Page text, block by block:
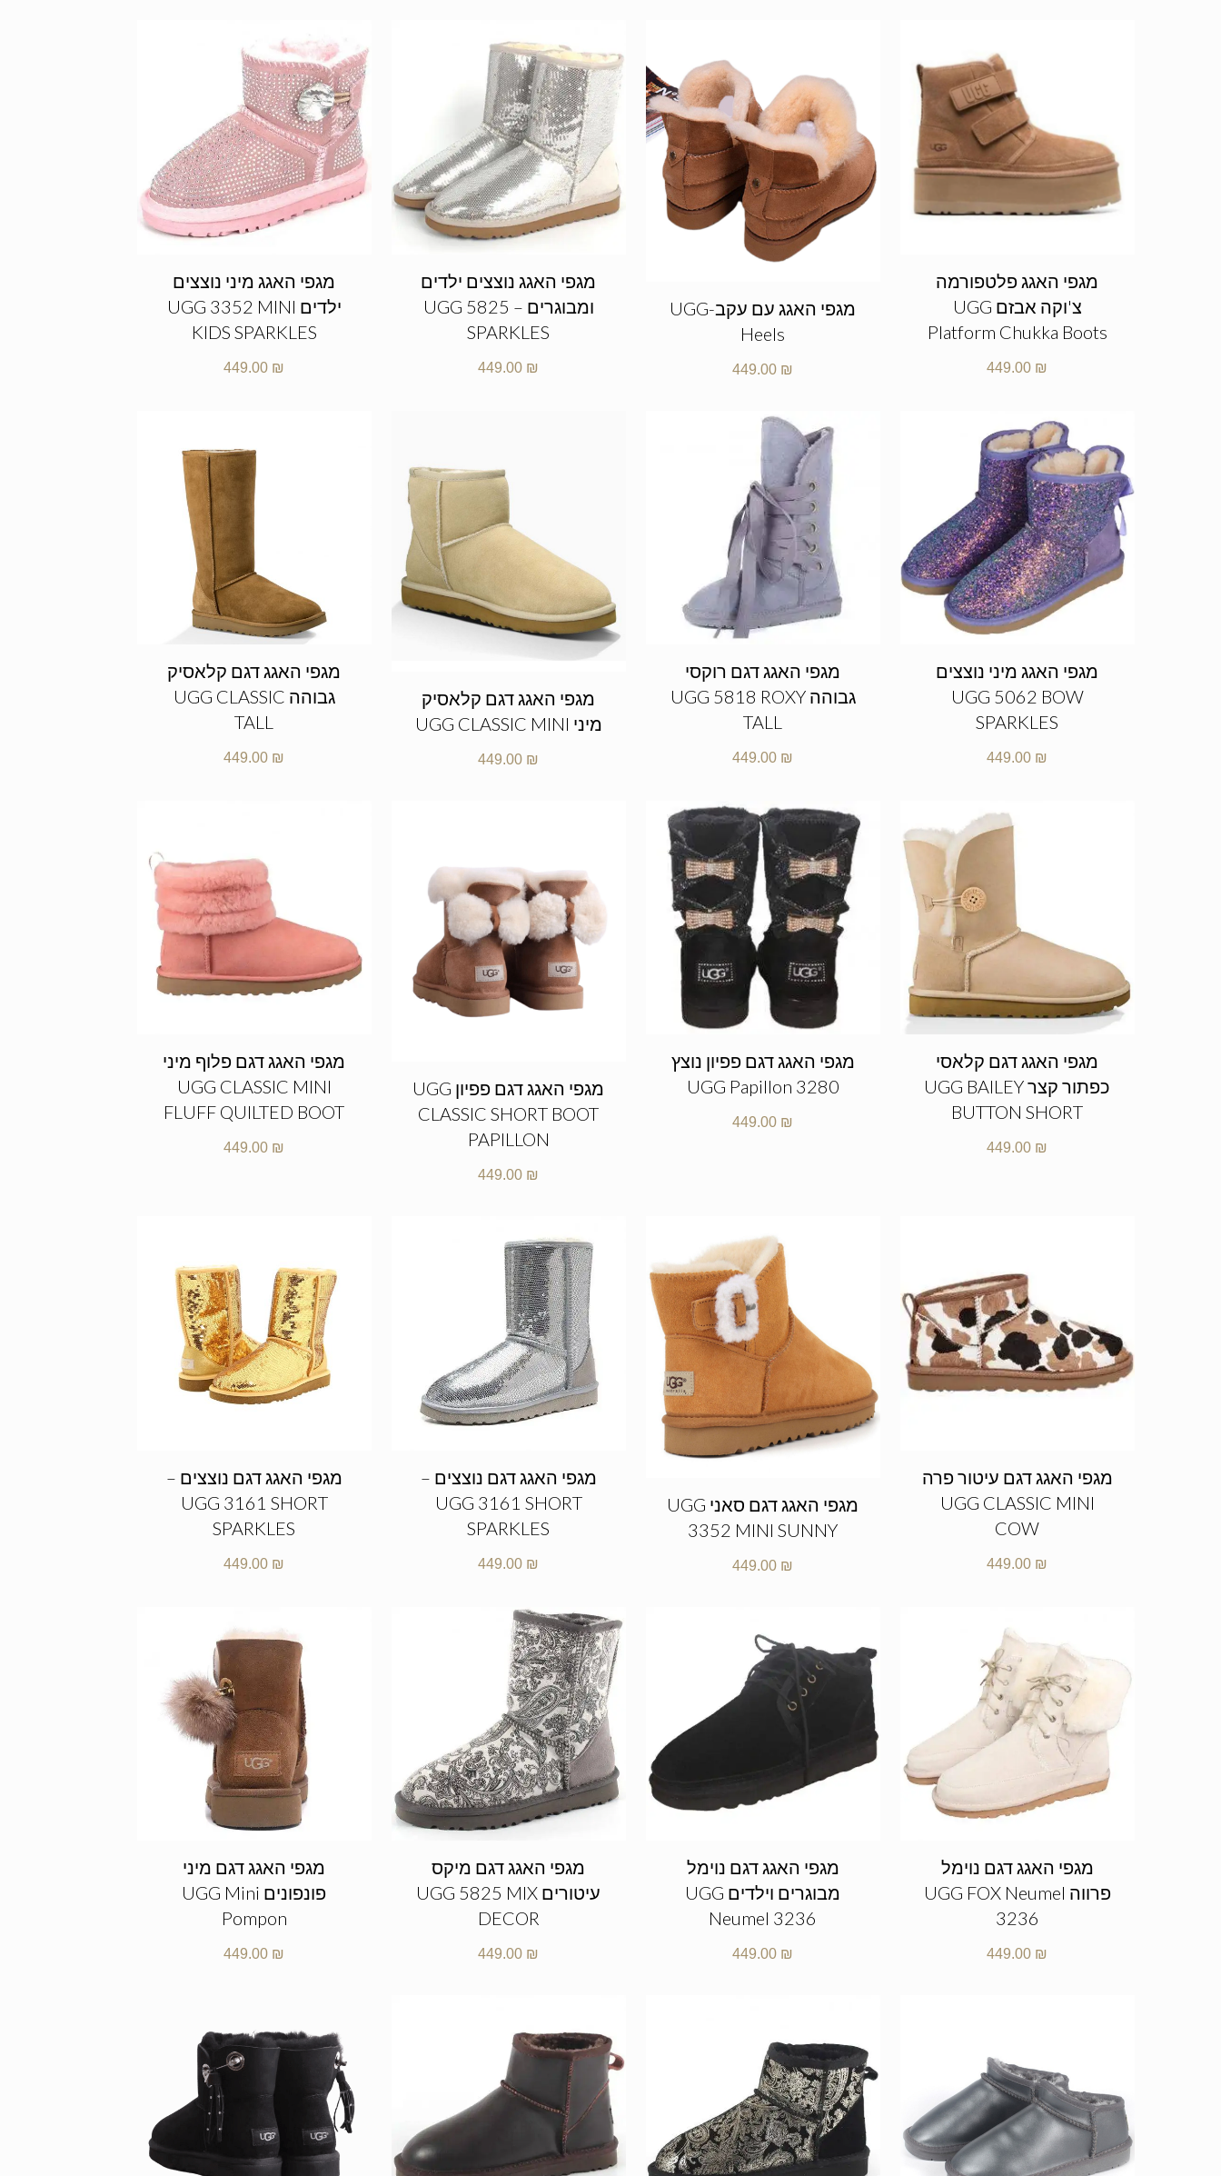
מגפי האגג פלטפורמה
צ'וקה אבזם UGG
Platform Chukka Boots
449.00 ₪
מגפי האגג עם עקב-UGG
Heels
449.00 ₪
מגפי האגג נוצצים ילדים
ומבוגרים – UGG 5825
SPARKLES
449.00 ₪
מגפי האגג מיני נוצצים
ילדים UGG 3352 MINI
KIDS SPARKLES
449.00 ₪
מגפי האגג מיני נוצצים
UGG 5062 BOW
SPARKLES
449.00 ₪
מגפי האגג דגם רוקסי
גבוהה UGG 5818 ROXY
TALL
449.00 ₪
מגפי האגג דגם קלאסיק
מיני UGG CLASSIC MINI
449.00 ₪
מגפי האגג דגם קלאסיק
גבוהה UGG CLASSIC
TALL
449.00 ₪
מגפי האגג דגם קלאסי
כפתור קצר UGG BAILEY
BUTTON SHORT
449.00 ₪
מגפי האגג דגם פפיון נוצץ
UGG Papillon 3280
449.00 ₪
מגפי האגג דגם פפיון UGG
CLASSIC SHORT BOOT
PAPILLON
449.00 ₪
מגפי האגג דגם פלוף מיני
UGG CLASSIC MINI
FLUFF QUILTED BOOT
449.00 ₪
מגפי האגג דגם עיטור פרה
UGG CLASSIC MINI
COW
449.00 ₪
מגפי האגג דגם סאני UGG
3352 MINI SUNNY
449.00 ₪
מגפי האגג דגם נוצצים –
UGG 3161 SHORT
SPARKLES
449.00 ₪
מגפי האגג דגם נוצצים –
UGG 3161 SHORT
SPARKLES
449.00 ₪
מגפי האגג דגם נוימל
פרווה UGG FOX Neumel
3236
449.00 ₪
מגפי האגג דגם נוימל
מבוגרים וילדים UGG
Neumel 3236
449.00 ₪
מגפי האגג דגם מיקס
עיטורים UGG 5825 MIX
DECOR
449.00 ₪
מגפי האגג דגם מיני
פונפונים UGG Mini
Pompon
449.00 ₪